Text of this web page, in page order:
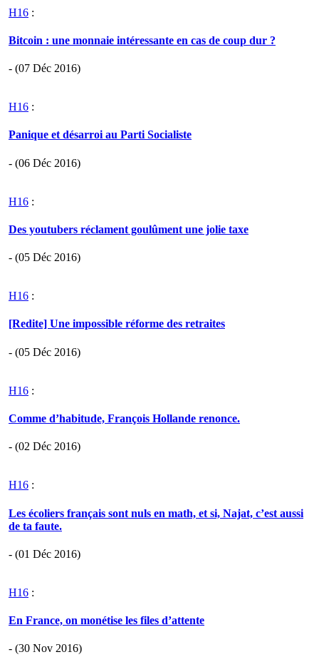
H16 :
Bitcoin : une monnaie intéressante en cas de coup dur ?
- (07 Déc 2016)
H16 :
Panique et désarroi au Parti Socialiste
- (06 Déc 2016)
H16 :
Des youtubers réclament goulûment une jolie taxe
- (05 Déc 2016)
H16 :
[Redite] Une impossible réforme des retraites
- (05 Déc 2016)
H16 :
Comme d’habitude, François Hollande renonce.
- (02 Déc 2016)
H16 :
Les écoliers français sont nuls en math, et si, Najat, c’est aussi
de ta faute.
- (01 Déc 2016)
H16 :
En France, on monétise les files d’attente
- (30 Nov 2016)